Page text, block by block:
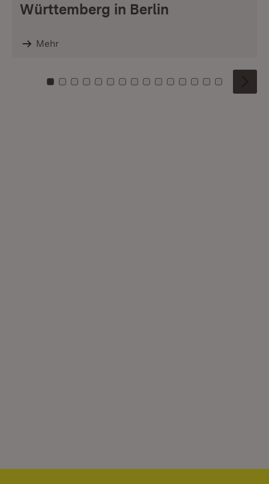
Württemberg in Berlin
Mehr
Zu Kachel: 0
Zu Kachel: 1
Zu Kachel: 2
Zu Kachel: 3
Zu Kachel: 4
Zu Kachel: 5
Zu Kachel: 6
Zu Kachel: 7
Zu Kachel: 8
Zu Kachel: 9
Zu Kachel: 10
Zu Kachel: 11
Zu Kachel: 12
Zu Kachel:
Zu